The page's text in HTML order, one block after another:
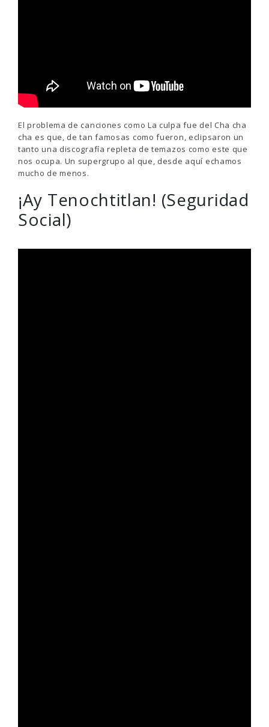
El problema de canciones como La culpa fue del Cha cha
cha es que, de tan famosas como fueron, eclipsaron un
tanto una discografía repleta de temazos como este que
nos ocupa. Un supergrupo al que, desde aquí echamos
mucho de menos.
¡Ay Tenochtitlan! (Seguridad
Social)